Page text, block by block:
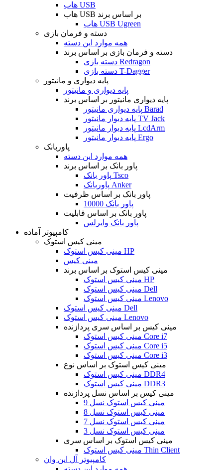
هاب USB
هاب USB بر اساس برند
هاب USB Ugreen
دسته و فرمان بازی
همه موارد این دسته
دسته و فرمان بازی بر اساس برند
دسته بازی Redragon
دسته بازی T-Dagger
پایه دیواری و مانیتور
پایه دیواری و مانیتور
پایه دیواری مانیتور بر اساس برند
پایه دیواری مانیتور Barad
پایه دیوار مانیتور TV Jack
پایه دیوار مانیتور LcdArm
پایه دیوار مانیتور Ergo
پاوربانک
همه موارد این دسته
پاور بانک بر اساس برند
پاور بانک Tsco
پاوربانک Anker
پاور بانک بر اساس ظرفیت
پاور بانک 10000
پاور بانک بر اساس قابلیت
پاور بانک وایرلس
کامپیوتر آماده
مینی کیس استوک
مینی کیس استوک HP
مینی کیس
مینی کیس استوک بر اساس برند
مینی کیس استوک HP
مینی کیس استوک Dell
مینی کیس استوک Lenovo
مینی کیس استوک Dell
مینی کیس استوک Lenovo
مینی کیس بر اساس سری پردازنده
مینی کیس استوک Core i7
مینی کیس استوک Core i5
مینی کیس استوک Core i3
مینی کیس استوک بر اساس نوع
مینی کیس استوک DDR4
مینی کیس استوک DDR3
مینی کیس بر اساس نسل پردازنده
مینی کیس استوک نسل 9
مینی کیس استوک نسل 8
مینی کیس استوک نسل 7
مینی کیس استوک نسل 3
مینی کیس استوک بر اساس سری
مینی کیس استوک Thin Client
کامپیوتر آل این وان